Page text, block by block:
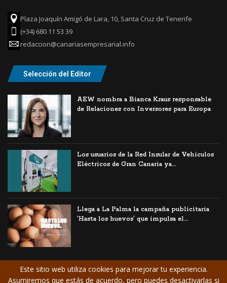
Plaza Joaquín Amigó de Lara, 10, Santa Cruz de Tenerife
(+34) 680 11 53 39
redaccion@canariasempresarial.info
Selección del Editor
AEW nombra a Bianca Kraus responsable
de Relaciones con Inversores para Europa
Los usuarios de la Red Insular de Vehículos
Eléctricos de Gran Canaria ya...
Llega a La Palma la campaña publicitaria
‘Hasta los huevos’ que impulsa el...
Este sitio web utiliza cookies para mejorar tu experiencia.
Asumiremos que estás de acuerdo, pero puedes desactivarlas si